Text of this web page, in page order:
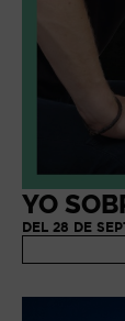
YO
DEL 28 DE